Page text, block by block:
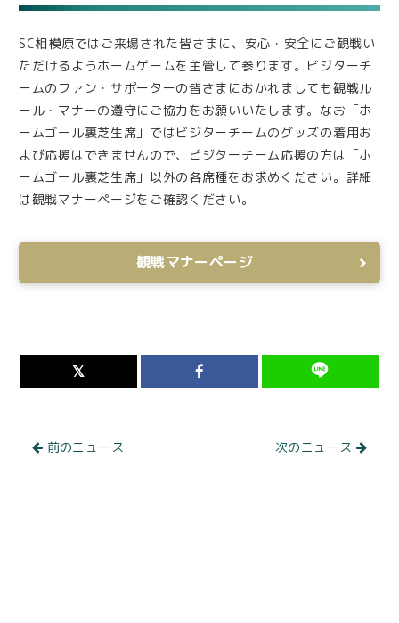
SC相模原ではご来場された皆さまに、安心・安全にご観戦い
ただけるようホームゲームを主管して参ります。ビジターチ
ームのファン・サポーターの皆さまにおかれましても観戦ル
ール・マナーの遵守にご協力をお願いいたします。なお「ホ
ームゴール裏芝生席」ではビジターチームのグッズの着用お
よび応援はできませんので、ビジターチーム応援の方は「ホ
ームゴール裏芝生席」以外の各席種をお求めください。詳細
は観戦マナーページをご確認ください。
観戦マナーページ
前のニュース 次のニュース